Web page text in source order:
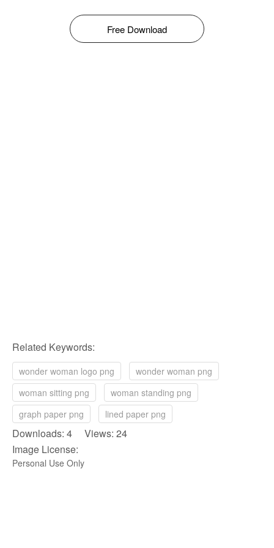
Free Download
Related Keywords:
wonder woman logo png
wonder woman png
woman sitting png
woman standing png
graph paper png
lined paper png
Downloads: 4 Views: 24
Image License:
Personal Use Only